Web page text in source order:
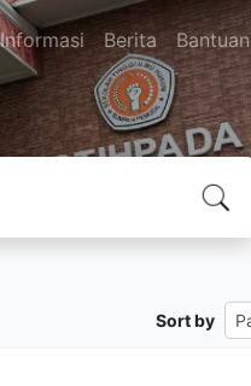
Informasi Berita Bantuan
Sort by